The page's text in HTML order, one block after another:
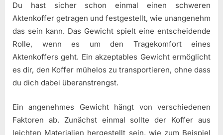
Du hast sicher schon einmal einen schweren
Aktenkoffer getragen und festgestellt, wie unangenehm
das sein kann. Das Gewicht spielt eine entscheidende
Rolle, wenn es um den Tragekomfort eines
Aktenkoffers geht. Ein akzeptables Gewicht ermöglicht
es dir, den Koffer mühelos zu transportieren, ohne dass
du dich dabei überanstrengst.
Ein angenehmes Gewicht hängt von verschiedenen
Faktoren ab. Zunächst einmal sollte der Koffer aus
leichten Materialien hergestellt sein, wie zum Beispiel